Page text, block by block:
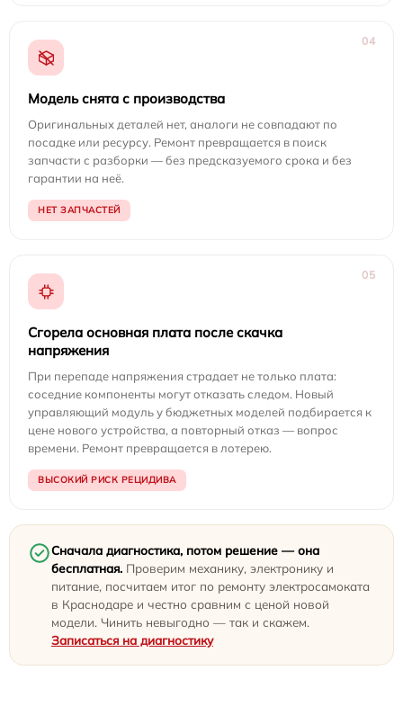
04
Модель снята с производства
Оригинальных деталей нет, аналоги не совпадают по
посадке или ресурсу. Ремонт превращается в поиск
запчасти с разборки — без предсказуемого срока и без
гарантии на неё.
НЕТ ЗАПЧАСТЕЙ
05
Сгорела основная плата после скачка
напряжения
При перепаде напряжения страдает не только плата:
соседние компоненты могут отказать следом. Новый
управляющий модуль у бюджетных моделей подбирается к
цене нового устройства, а повторный отказ — вопрос
времени. Ремонт превращается в лотерею.
ВЫСОКИЙ РИСК РЕЦИДИВА
Сначала диагностика, потом решение — она
бесплатная. Проверим механику, электронику и
питание, посчитаем итог по ремонту электросамоката
в Краснодаре и честно сравним с ценой новой
модели. Чинить невыгодно — так и скажем.
Записаться на диагностику